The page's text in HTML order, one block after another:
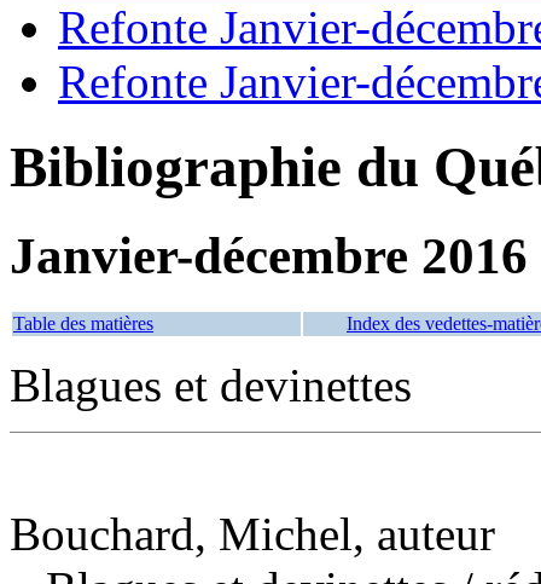
Refonte Janvier-
Refonte Janvier-
Bibliographie du
Janvier-décembre 2016
Table des matières Index des vedettes-
Blagues et devinettes
Bouchard, Michel, auteur